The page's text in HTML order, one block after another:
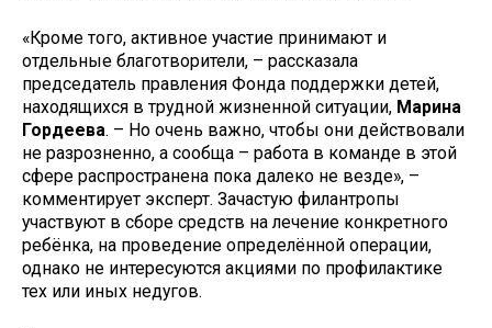
«Кроме того, активное участие принимают и
отдельные благотворители, – рассказала
председатель правления Фонда поддержки детей,
находящихся в трудной жизненной ситуации, Марина
Гордеева. – Но очень важно, чтобы они действовали
не разрозненно, а сообща – работа в команде в этой
сфере распространена пока далеко не везде», –
комментирует эксперт. Зачастую филантропы
участвуют в сборе средств на лечение конкретного
ребёнка, на проведение определённой операции,
однако не интересуются акциями по профилактике
тех или иных недугов.